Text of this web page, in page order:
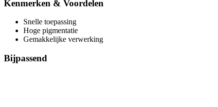
Kenmerken & Voordelen
Snelle toepassing
Hoge pigmentatie
Gemakkelijke verwerking
Bijpassend